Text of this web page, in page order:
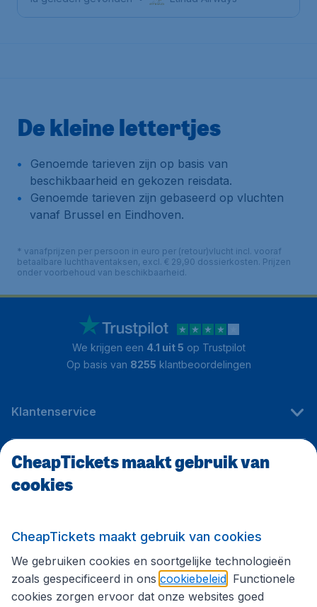
De kleine lettertjes
Genoemde tarieven zijn op basis van
beschikbaarheid en gekozen reisdata.
Genoemde tarieven zijn gebaseerd op vluchten
vanaf Brussel en Eindhoven.
* vanafprijzen per persoon in euro per (retour)vlucht incl. vooraf
betaalbare luchthaventaksen, excl. € 29,90 dossierkosten. Prijzen
onder voorbehoud van beschikbaarheid.
We krijgen een 4.1 uit 5 op Trustpilot
Op basis van 8255 klantbeoordelingen
Klantenservice
CheapTickets.be
Volg CheapTickets.be
CheapTickets maakt gebruik van
cookies
CheapTickets maakt gebruik van cookies
We gebruiken cookies en soortgelijke technologieën
zoals gespecificeerd in ons cookiebeleid . Functionele
cookies zorgen ervoor dat onze websites goed